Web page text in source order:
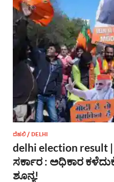
ದೆಹಲಿ / DELHI
delhi election
ಸರ್ಕಾರ : ಅಧಿಕಾರ
ಶೂನ್ಯ!